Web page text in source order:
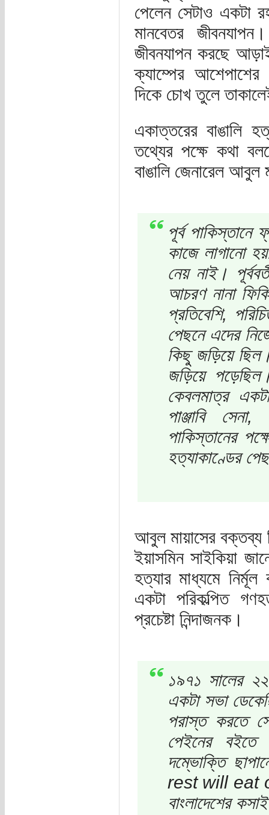
পেলেন সেটাও একটা
মানবেতর
জীবনযাপন করছে
ক্যাম্পের আশেপাশের
দিকে চোখ তুলে
একাত্তরের বাঙালি
তথ্যের পক্ষে কথা
বাঙালি জেনারেল আবুল
পূর্ব পাকিস্তানে
কাজে লাগানো
নেয় নাই।
আচরণ নানা
প্রতিবেশি,
পেছনে এদের
কিছু জড়িয়ে ছিল।
জড়িয়ে
কেবলমাত্র
পাঞ্জাবি
পাকিস্তানের
হত্যাকাণ্ডের
আবুল মায়াসের বক্তব্য
ইয়াসমিন সাইকিয়া
হত্যার মাধ্যমে
একটা পরিকল্পিত
প্রচেষ্টা নিন্দাজনক।
১৯৭১ সালের ২২
একটা সভা
পরাস্ত করতে
পেইনের বইতে
দম্ভোক্তি
rest will eat
বাংলাদেশের